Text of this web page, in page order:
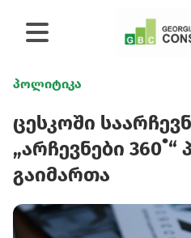
პოლიტიკა
ცესკოში
„არჩევნები
გაიმართა